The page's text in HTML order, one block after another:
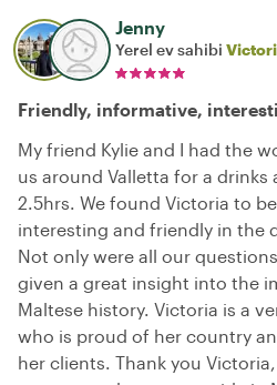
Jenny
Yerel ev sahibi
Friendly, informative,
My friend Kylie and I had the
us around Valletta for a
2.5hrs. We found Victoria to
interesting and friendly in the
Not only were all our
given a great insight into the
Maltese history. Victoria is a
who is proud of her country
her clients. Thank you